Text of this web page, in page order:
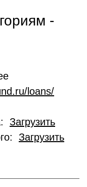
-
loans/
Загрузить
Загрузить